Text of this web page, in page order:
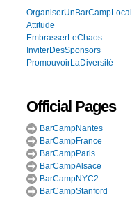
OrganiserUnBarCampLocal
Attitude
EmbrasserLeChaos
InviterDesSponsors
PromouvoirLaDiversité
Official Pages
BarCampNantes
BarCampFrance
BarCampParis
BarCampAlsace
BarCampNYC2
BarCampStanford